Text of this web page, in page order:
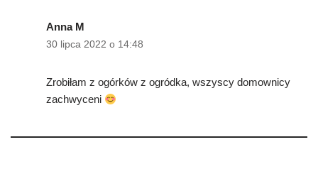
Anna M
30 lipca 2022 o 14:48
Zrobiłam z ogórków z ogródka, wszyscy domownicy
zachwyceni